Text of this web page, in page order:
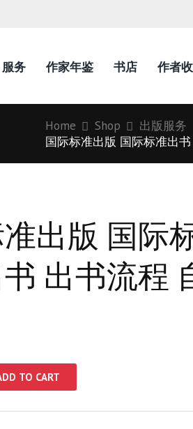
服务 作家年鉴 书店 作者
Home Shop
出版服务
国际标准出版 国际标准出
出版 国际
出书流程
TO CART